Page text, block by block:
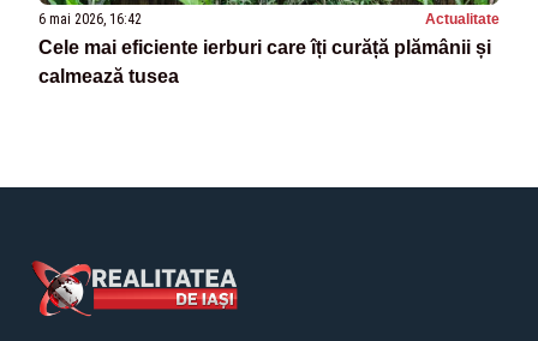
6 mai 2026, 16:42 Actualitate
Cele mai eficiente ierburi care îți curăță plămânii și
calmează tusea